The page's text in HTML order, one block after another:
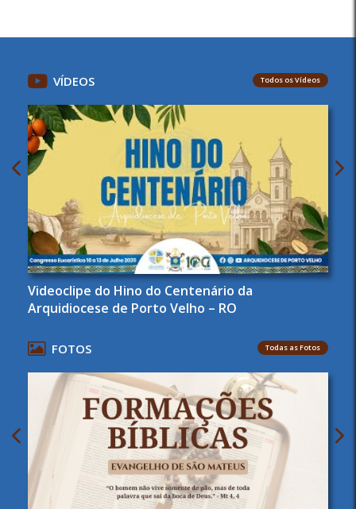
VÍDEOS Todos os Vídeos
Videoclipe do Hino do Centenário da
Arquidiocese de Porto Velho – RO
FOTOS Todas as Fotos